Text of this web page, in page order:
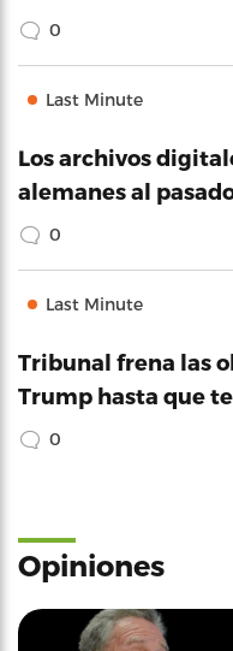
0
Last Minute
Los archivos
alemanes al
0
Last Minute
Tribunal frena las
Trump hasta que
0
Opiniones